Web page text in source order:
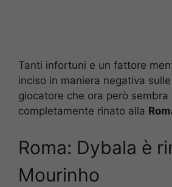
Tanti infortuni e un fattore
inciso in maniera negativa
giocatore che ora però sembra
completamente rinato alla
Roma: Dybala è
Mourinho